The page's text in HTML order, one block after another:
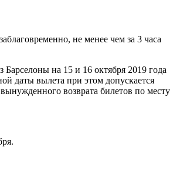
не менее чем за 3 часа
на 15 и 16 октября 2019 года
даты вылета при этом допускается
возврата билетов по месту